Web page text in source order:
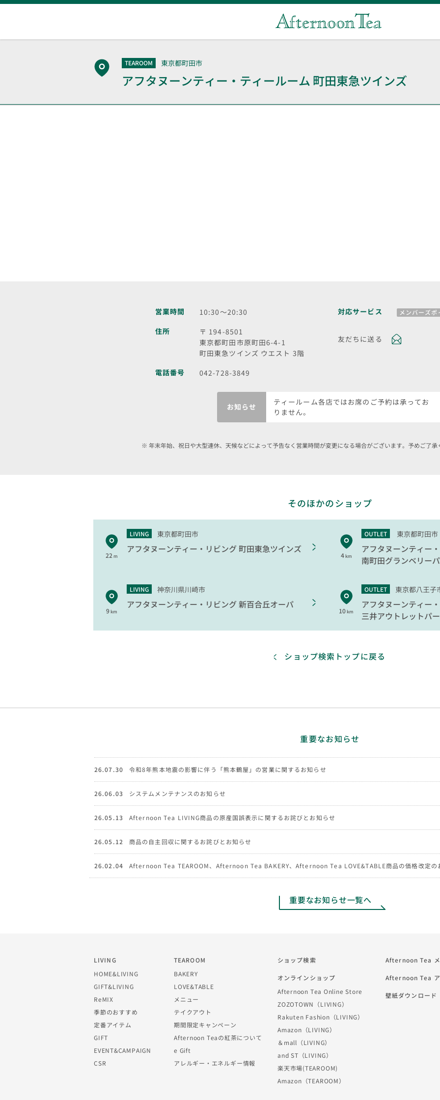
TEAROOM 東京都町田市
アフタヌーンティー・ティールーム 町田東急ツインズ
営業時間
10:30～20:30
住所
〒 194-8501
東京都町田市原町田6-4-1
町田東急ツインズ ウエスト 3階
電話番号
042-728-3849
対応サービス メンバーズポ
友だちに送る
お知らせ
ティールーム各店ではお席のご予約は承ってお
りません。
年末年始、祝日や大型連休、天候などによって予告なく営業時間が変更になる場合がございます。予めご了承
そのほかのショップ
22 m
LIVING 東京都町田市
アフタヌーンティー・リビング 町田東急ツインズ
4km
OUTLET 東京都町田市
アフタヌーンティー
南町田グランベリー
9km
LIVING 神奈川県川崎市
アフタヌーンティー・リビング新百合丘オーパ
10km
OUTLET 東京都八王子
アフタヌーンティー
三井アウトレットパ
ショップ検索トップに戻る
重要なお知らせ
26.07.30 令和8年熊本地震の影響に伴う「熊本鶴屋」の営業に関するお知らせ
26.06.03 システムメンテナンスのお知らせ
26.05.13 Afternoon Tea LIVING商品の原産国誤表示に関するお詫びとお知らせ
26.05.12 商品の自主回収に関するお詫びとお知らせ
26.02.04 Afternoon Tea TEAROOM、Afternoon Tea BAKERY、Afternoon Tea LOVE&TABLE商品の価格改定の
重要なお知らせ一覧へ
LIVING
HOME&LIVING
GIFT&LIVING
ReMIX
季節のおすすめ
定番アイテム
GIFT
EVENT&CAMPAIGN
CSR
TEAROOM
BAKERY
LOVE&TABLE
メニュー
テイクアウト
期間限定キャンペーン
Afternoon Teaの紅茶について
e Gift
アレルギー・エネルギー情報
ショップ検索
オンラインショップ
Afternoon Tea Online Store
ZOZOTOWN（LIVING）
Rakuten Fashion（LIVING）
Amazon（LIVING）
＆mall（LIVING）
and ST（LIVING）
楽天市場(TEAROOM)
Amazon（TEAROOM）
Afternoon Tea
Afternoon Tea
壁紙ダウンロード